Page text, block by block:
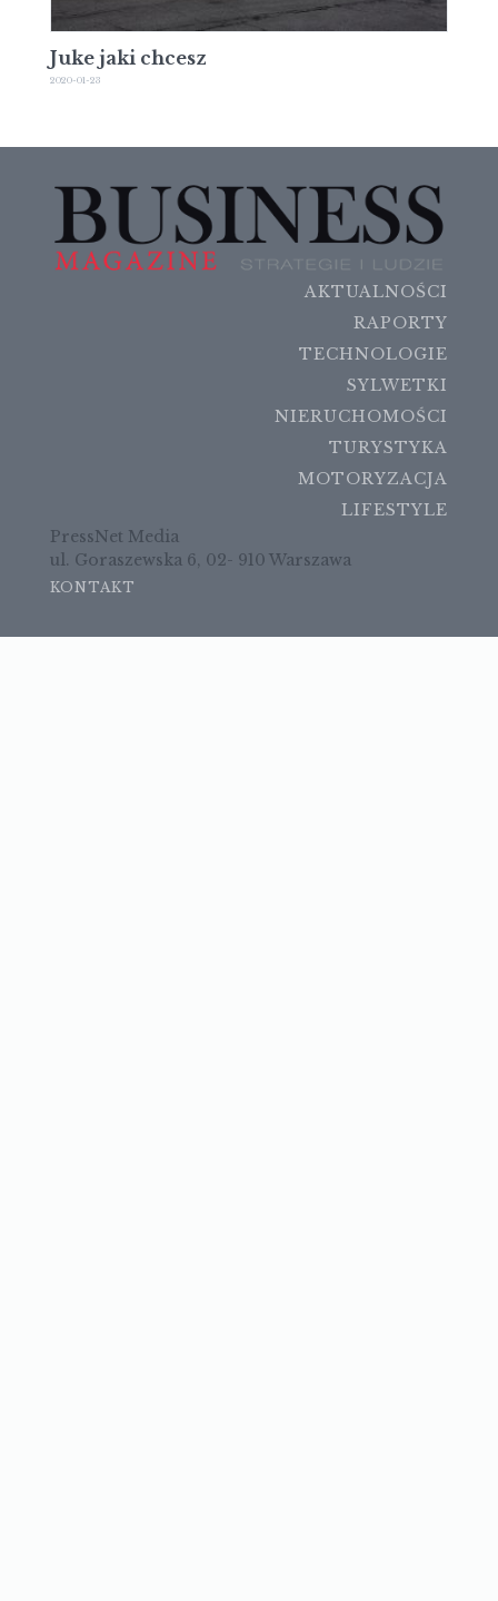
Juke jaki chcesz
2020-01-23
AKTUALNOŚCI
RAPORTY
TECHNOLOGIE
SYLWETKI
NIERUCHOMOŚCI
TURYSTYKA
MOTORYZACJA
LIFESTYLE
PressNet Media
ul. Goraszewska 6, 02- 910 Warszawa
KONTAKT